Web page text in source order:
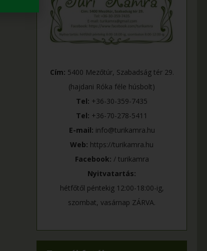
Cím: 5400 Mezőtúr, Szabadság tér 29.
(hajdani Róka féle húsbolt)
Tel: +36-30-359-7435
Tel: +36-70-278-5411
E-mail: info@turikamra.hu
Web: https://turikamra.hu
Facebook: / turikamra
Nyitvatartás:
hétfőtől péntekig 12:00-18:00-ig,
szombat, vasárnap ZÁRVA.